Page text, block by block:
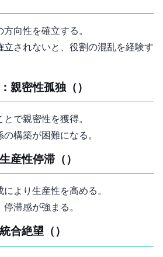
向性を確立する。
立されないと、役割の混乱を経験す
孤独（Intimacy vs. Isolation）
で親密性を獲得。
構築が困難になる。
Generativity vs. Stagnation）
より生産性を高める。
滞感が強まる。
vs. Despair）